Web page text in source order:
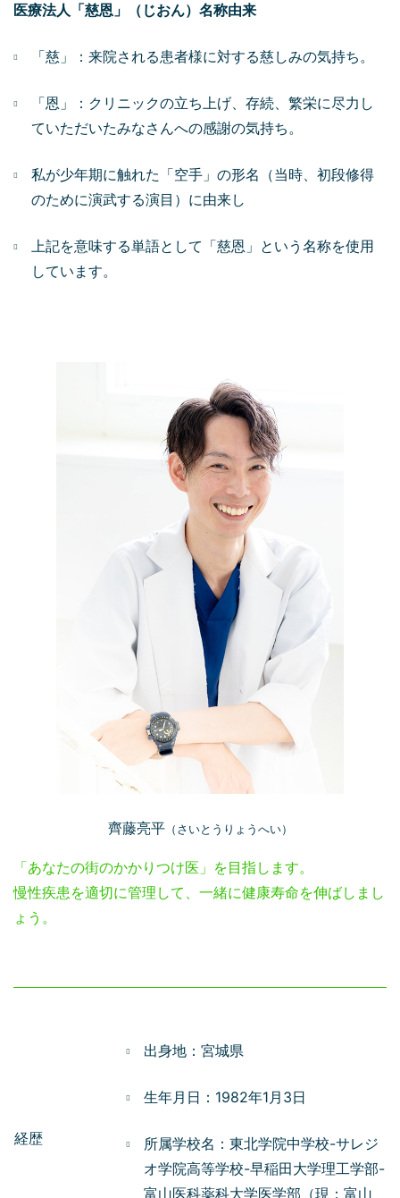
医療法人「慈恩」（じおん）名称由来
「慈」：来院される患者様に対する慈しみの気持ち。
「恩」：クリニックの立ち上げ、存続、繁栄に尽力し
ていただいたみなさんへの感謝の気持ち。
私が少年期に触れた「空手」の形名（当時、初段修得
のために演武する演目）に由来し
上記を意味する単語として「慈恩」という名称を使用
しています。
齊藤亮平（さいとうりょうへい）
「あなたの街のかかりつけ医」を目指します。
慢性疾患を適切に管理して、一緒に健康寿命を伸ばしまし
ょう。
経歴
出身地：宮城県
生年月日：1982年1月3日
所属学校名：東北学院中学校-サレジ
オ学院高等学校-早稲田大学理工学部-
富山医科薬科大学医学部（現：富山